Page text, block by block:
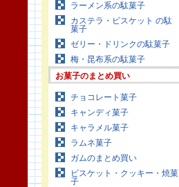
ラーメン系の駄菓子
カステラ・ビスケット の駄
菓子
ゼリー・ドリンクの駄菓子
梅・昆布系の駄菓子
お菓子のまとめ買い
チョコレート菓子
キャンディ菓子
キャラメル菓子
ラムネ菓子
ガムのまとめ買い
ビスケット・クッキー・焼菓
子